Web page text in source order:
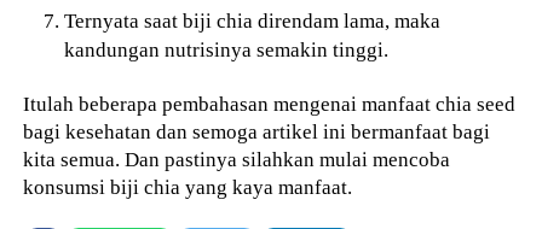
Ternyata saat biji chia direndam lama, maka
kandungan nutrisinya semakin tinggi.
Itulah beberapa pembahasan mengenai manfaat chia seed
bagi kesehatan dan semoga artikel ini bermanfaat bagi
kita semua. Dan pastinya silahkan mulai mencoba
konsumsi biji chia yang kaya manfaat.